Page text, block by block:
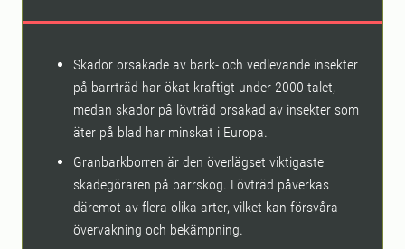
Skador orsakade av bark- och vedlevande insekter
på barrträd har ökat kraftigt under 2000-talet,
medan skador på lövträd orsakad av insekter som
äter på blad har minskat i Europa.
Granbarkborren är den överlägset viktigaste
skadegöraren på barrskog. Lövträd påverkas
däremot av flera olika arter, vilket kan försvåra
övervakning och bekämpning.